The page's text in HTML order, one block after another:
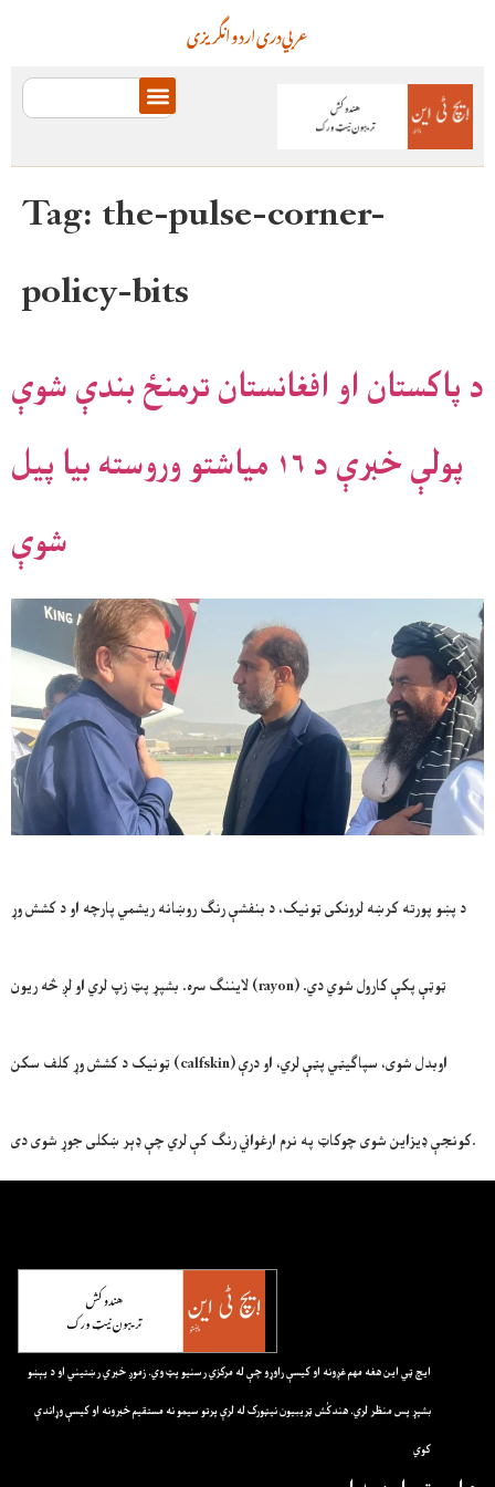
انگریزیاردودریعربي
Tag:the-pulse-corner-
policy-bits
د پاکستان او افغانستان ترمنځ بندې شوې
پولې خبرې د ۱۶ میاشتو وروسته بیا پیل
شوې
د پښو پورته کرښه لرونکی ټونیک، د بنفشې رنګ روښانه ریشمي پارچه او د کشش وړ
لایننګ سره. بشپړ پټ زپ لري او لږ څه ریون (rayon) ټوټې پکې کارول شوي دي.
ټونیک د کشش وړ کلف سکن (calfskin) اوبدل شوی، سپاګیټي پټې لري، او درې
کونجې ډیزاین شوی چوکاټ په نرم ارغواني رنګ کې لري چې ډېر ښکلی جوړ شوی دی.
ايچ ټي اين هغه مهم غږونه او کيسې راوړو چې له مرکزي رسنيو پټ وي. زموږ خبري رښتيني او د پېښو
بشپړ پس منظر لري. هندکُش ټريبيون نيټورک له لرې پرتو سيمو نه مستقيم خبرونه او کيسې وړاندې
کوي